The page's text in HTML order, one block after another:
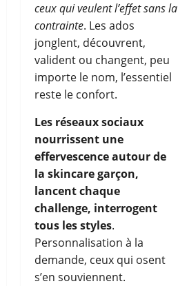
ceux qui veulent l’effet sans la
contrainte. Les ados
jonglent, découvrent,
valident ou changent, peu
importe le nom, l’essentiel
reste le confort.
Les réseaux sociaux
nourrissent une
effervescence autour de
la skincare garçon,
lancent chaque
challenge, interrogent
tous les styles.
Personnalisation à la
demande, ceux qui osent
s’en souviennent.